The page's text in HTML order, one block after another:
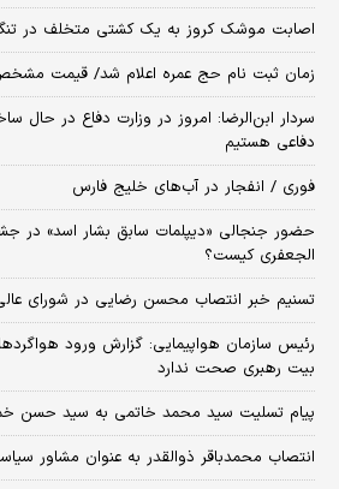
اصابت موشک کروز به یک کشتی متخلف در
زمان ثبت‌ نام حج عمره اعلام شد/ قیمت
سردار ابن‌الرضا: امروز در وزارت دفاع در حال
دفاعی هستیم
فوری / انفجار در آب‌های خلیج فارس
حضور جنجالی «دیپلمات سابق بشار اسد» در
الجعفری کیست؟
تسنیم خبر انتصاب محسن رضایی در شورای
بیت رهبری صحت ندارد
پیام تسلیت سید محمد خاتمی به سید حسن
انتصاب محمدباقر ذوالقدر به عنوان مشاور